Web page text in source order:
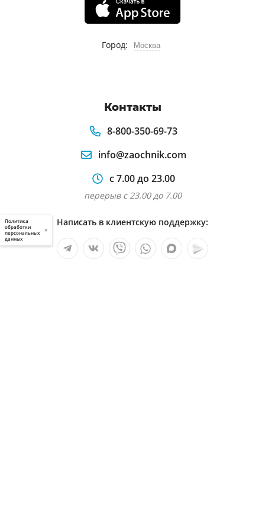
Город: Москва
Контакты
8-800-350-69-73
info@zaochnik.com
с 7.00 до 23.00
перерыв с 23.00 до 7.00
Написать в клиентскую поддержку:
Политика
обработки
персональных
данных
×